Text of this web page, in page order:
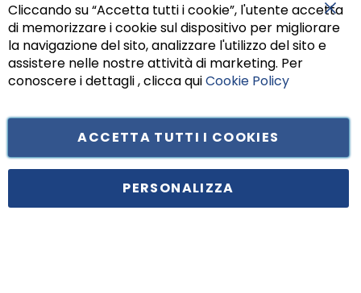
Principe di Piemonte 199, cap. 80026 Casoria (NA) - C.F. 05834470634 -
Cliccando su “Accetta tutti i cookie”, l'utente accetta
di memorizzare i cookie sul dispositivo per migliorare
la navigazione del sito, analizzare l'utilizzo del sito e
assistere nelle nostre attività di marketing. Per
conoscere i dettagli , clicca quiCookie Policy
ACCETTA TUTTI I COOKIES
PERSONALIZZA